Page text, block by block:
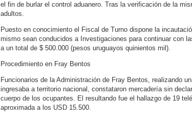
el fin de burlar el control aduanero. Tras la verificación de la
adultos.
Puesto en conocimiento el Fiscal de Turno dispone la
mismo sean conducidos a Investigaciones para continuar con
a un total de $ 500.000 (pesos uruguayos quinientos mil).
Procedimiento en Fray Bentos
Funcionarios de la Administración de Fray Bentos, realizando
ingresaba a territorio nacional, constataron mercadería sin
cuerpo de los ocupantes. El resultando fue el hallazgo de 19
aproximada a los USD 15.500.